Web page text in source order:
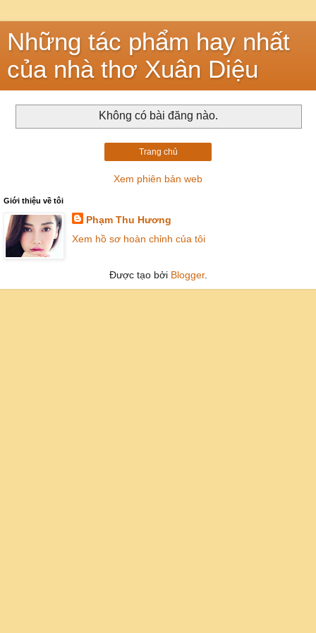
Những tác phẩm hay nhất
của nhà thơ Xuân Diệu
Không có bài đăng nào.
Trang chủ
Xem phiên bản web
Giới thiệu về tôi
Phạm Thu Hương
Xem hồ sơ hoàn chỉnh của tôi
Được tạo bởi Blogger.